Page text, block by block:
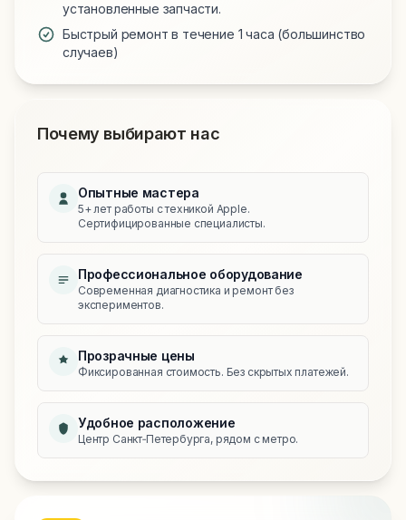
установленные запчасти.
Быстрый ремонт в течение 1 часа (большинство
случаев)
Почему выбирают нас
Опытные мастера
5+ лет работы с техникой Apple.
Сертифицированные специалисты.
Профессиональное оборудование
Современная диагностика и ремонт без
экспериментов.
Прозрачные цены
Фиксированная стоимость. Без скрытых платежей.
Удобное расположение
Центр Санкт‑Петербурга, рядом с метро.